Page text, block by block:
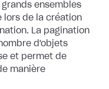
grands ensembles
lors de la création
La pagination
d'objets
et permet de
manière